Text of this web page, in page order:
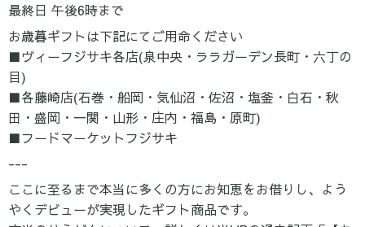
最終日 午後6時まで
お歳暮ギフトは下記にてご用命ください
■ヴィーフジサキ各店(泉中央・ララガーデン長町・六丁の
目)
■各藤崎店(石巻・船岡・気仙沼・佐沼・塩釜・白石・秋
田・盛岡・一関・山形・庄内・福島・原町)
■フードマーケットフジサキ
---
ここに至るまで本当に多くの方にお知恵をお借りし、よう
やくデビューが実現したギフト商品です。